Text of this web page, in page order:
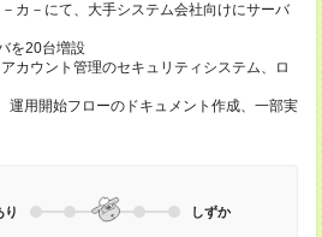
カ－にて、大手システム会社向けにサーバ
を20台増設
カウント管理のセキュリティシステム、ロ
運用開始フローのドキュメント作成、一部実
り しずか